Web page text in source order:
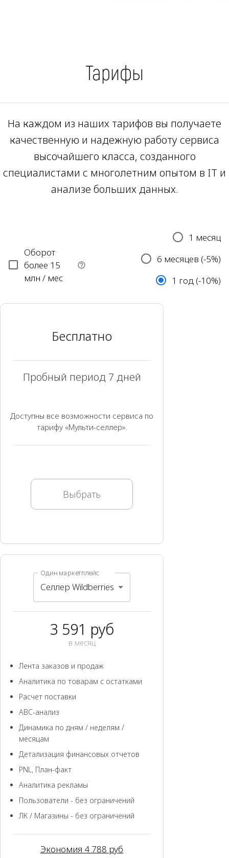
Тарифы
На каждом из наших тарифов вы получаете
качественную и надежную работу сервиса
высочайшего класса, созданного
специалистами с многолетним опытом в IT и
анализе больших данных.
Оборот
более 15
млн / мес
1 месяц
6 месяцев (-5%)
1 год (-10%)
Бесплатно
Пробный период 7 дней
Доступны все возможности сервиса по
тарифу «Мульти-селлер».
Выбрать
Один маркетплейс
Селлер Wildberries
3 591 руб
в месяц
Лента заказов и продаж
Аналитика по товарам с остатками
Расчет поставки
ABC-анализ
Динамика по дням / неделям /
месяцам
Детализация финансовых отчетов
PNL, План-факт
Аналитика рекламы
Пользователи - без ограничений
ЛК / Магазины - без ограничений
Экономия 4 788 руб